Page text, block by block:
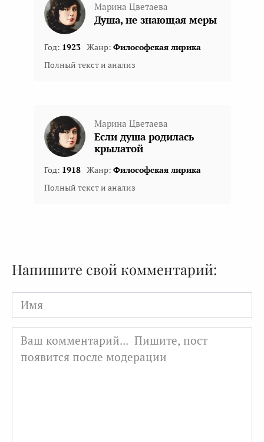
Марина Цветаева
Душа, не знающая меры
Год: 1923 Жанр: Философская лирика
Полный текст и анализ
Марина Цветаева
Если душа родилась
крылатой
Год: 1918 Жанр: Философская лирика
Полный текст и анализ
Напишите свой комментарий:
Имя